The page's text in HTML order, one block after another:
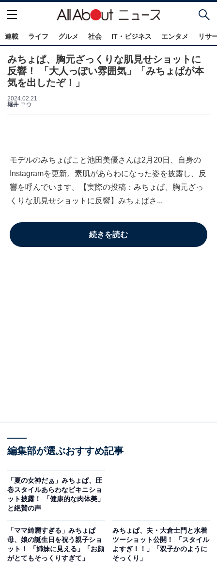
連載 ライフ グルメ 社会 IT・ビジネス エンタメ リサ
みちょぱ、胸元ざっくりな肌見せショットに
反響！ 「大人っぽい雰囲気」「みちょぱが本
気を出したぞ！」
2024.02.21
堀井 ユウ
モデルのみちょぱこと池田美優さんは2月20日、自身の
Instagramを更新。素肌があらわになった姿を披露し、反
響を呼んでいます。【実際の投稿：みちょぱ、胸元ざっ
くりな肌見せショットに反響】みちょぱさ...
続きを読む
編集部が選ぶおすすめ記事
「夏の女神だぁ」みちょぱ、圧
巻スタイルあらわなビキニショ
ット披露！ 「健康的な肉体美」
と絶賛の声
「ママ綺麗すぎる」みちょぱ
母、娘の誕生日を祝う親子ショ
ット！ 「姉妹に見える」「お顔
がとてもそっくりすぎて」
みちょぱ、夫・大倉士門と水着
ツーショット公開！ 「スタイル
よすぎ！！」「双子かのように
そっくり」